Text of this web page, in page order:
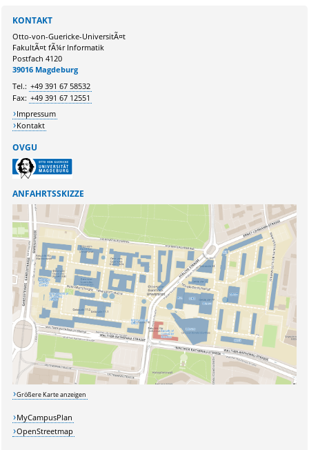
Ihre E-Mailadresse:
Ihr Anliegen:
Sicherheitsabfrage:
Lösung:
OVGU
KONTAKT
Otto-von-Guericke-UniversitÃ¤t
FakultÃ¤t fÃ¼r Informatik
Postfach 4120
39016 Magdeburg
Tel.: +49 391 67 58532
Fax: +49 391 67 12551
Impressum
Kontakt
ANFAHRTSSKIZZE
Größere Karte anzeigen
MyCampusPlan
OpenStreetmap